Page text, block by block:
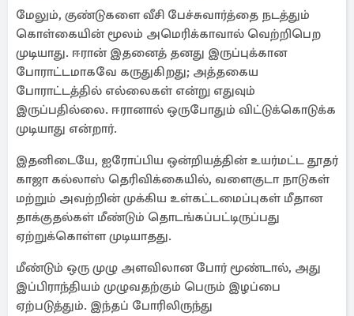
மேலும், குண்டுகளை வீசி பேச்சுவார்த்தை நடத்தும்
கொள்கையின் மூலம் அமெரிக்காவால் வெற்றிபெற
முடியாது. ஈரான் இதனைத் தனது இருப்புக்கான
போராட்டமாகவே கருதுகிறது; அத்தகைய
போராட்டத்தில் எல்லைகள் என்று எதுவும்
இருப்பதில்லை. ஈரானால் ஒருபோதும் விட்டுக்கொடுக்க
முடியாது என்றார்.
இதனிடையே, ஐரோப்பிய ஒன்றியத்தின் உயர்மட்ட தூதர்
காஜா கல்லாஸ் தெரிவிக்கையில், வளைகுடா நாடுகள்
மற்றும் அவற்றின் முக்கிய உள்கட்டமைப்புகள் மீதான
தாக்குதல்கள் மீண்டும் தொடங்கப்பட்டிருப்பது
ஏற்றுக்கொள்ள முடியாதது.
மீண்டும் ஒரு முழு அளவிலான போர் மூண்டால், அது
இப்பிராந்தியம் முழுவதற்கும் பெரும் இழப்பை
ஏற்படுத்தும். இந்தப் போரிலிருந்து